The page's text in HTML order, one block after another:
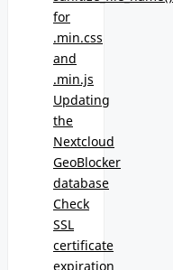
for
.min.css
and
.min.js
Updating
the
Nextcloud
GeoBlocker
database
Check
SSL
certificate
expiration